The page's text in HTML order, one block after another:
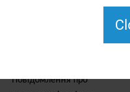
Повідомлення про